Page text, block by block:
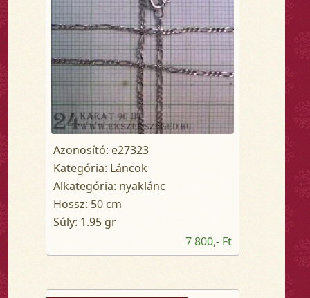
Azonosító: e27323
Kategória: Láncok
Alkategória: nyaklánc
Hossz: 50 cm
Súly: 1.95 gr
7 800,- Ft